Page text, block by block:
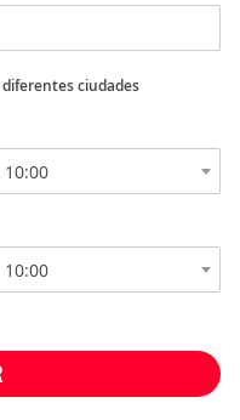
ciudades